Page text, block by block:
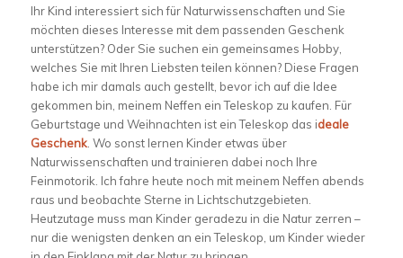
Ihr Kind interessiert sich für Naturwissenschaften und Sie
möchten dieses Interesse mit dem passenden Geschenk
unterstützen? Oder Sie suchen ein gemeinsames Hobby,
welches Sie mit Ihren Liebsten teilen können? Diese Fragen
habe ich mir damals auch gestellt, bevor ich auf die Idee
gekommen bin, meinem Neffen ein Teleskop zu kaufen. Für
Geburtstage und Weihnachten ist ein Teleskop das ideale
Geschenk. Wo sonst lernen Kinder etwas über
Naturwissenschaften und trainieren dabei noch Ihre
Feinmotorik. Ich fahre heute noch mit meinem Neffen abends
raus und beobachte Sterne in Lichtschutzgebieten.
Heutzutage muss man Kinder geradezu in die Natur zerren –
nur die wenigsten denken an ein Teleskop, um Kinder wieder